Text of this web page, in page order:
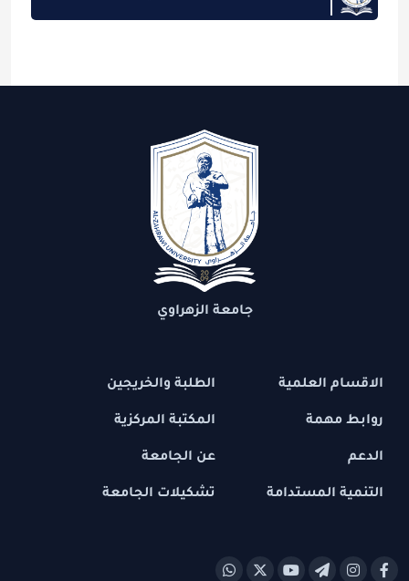
جامعة الزهراوي
الاقسام العلمية
روابط مهمة
الدعم
التنمية المستدامة
الطلبة والخريجين
المكتبة المركزية
عن الجامعة
تشكيلات الجامعة